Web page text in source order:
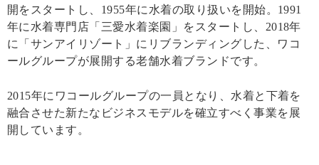
開をスタートし、1955年に水着の取り扱いを開始。1991
年に水着専門店「三愛水着楽園」をスタートし、2018年
に「サンアイリゾート」にリブランディングした、ワコ
ールグループが展開する老舗水着ブランドです。
2015年にワコールグループの一員となり、水着と下着を
融合させた新たなビジネスモデルを確立すべく事業を展
開しています。